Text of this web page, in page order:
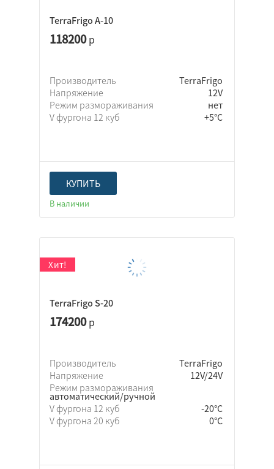
Eberspacher
Webasto
Адверс
Прамотроник
380 В
TerraFrigo A-10
118200р
Производитель
TerraFrigo
Напряжение
12V
Режим размораживания
нет
V фургона 12 куб
+5°C
КУПИТЬ
В наличии
TerraFrigo S-20
174200р
Производитель
TerraFrigo
Напряжение
12V/24V
Режим размораживания
автоматический/ручной
V фургона 12 куб
-20°C
V фургона 20 куб
0°C